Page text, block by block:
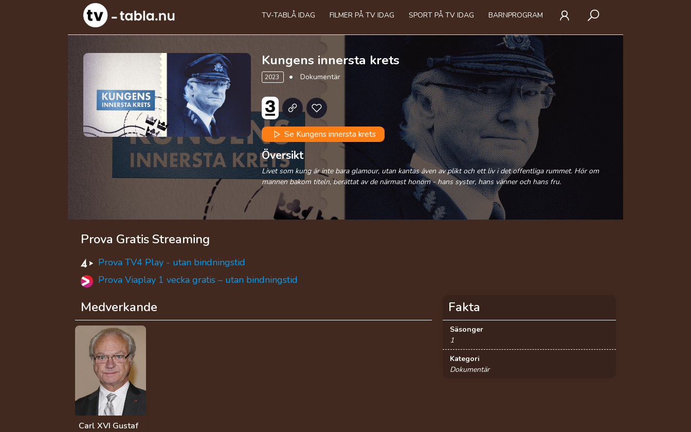
TV-TABLÅ IDAG FILMER PÅ TV IDAG SPORT PÅ TV IDAG BARNPROGRAM
Kungens innersta krets
2023 Dokumentär
Se Kungens innersta krets
Översikt
Livet som kung är inte bara glamour, utan kantas även av plikt och ett liv i det offentliga rummet. Hör om
mannen bakom titeln, berättat av de närmast honom - hans syster, hans vänner och hans fru.
Prova Gratis Streaming
Prova TV4 Play - utan bindningstid
Prova Viaplay 1 vecka gratis – utan bindningstid
Medverkande
Carl XVI Gustaf
Fakta
Säsonger
1
Kategori
Dokumentär